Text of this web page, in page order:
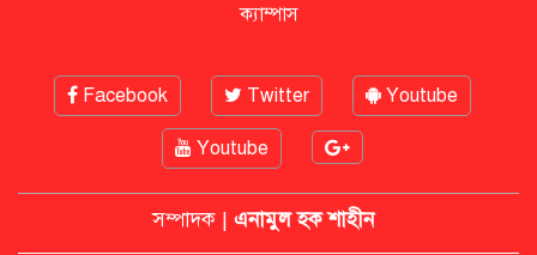
সাহাবুদ্দিন
মশার কয়েল জ্বালাতে বিস্ফোরণে দগ্ধ
পোশাকশ্রমিক দম্পতি
ক্যাম্পাস
Facebook Twitter Youtube
Youtube
সম্পাদক | এনামুল হক শাহীন